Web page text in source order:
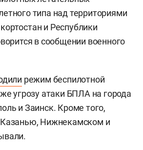
типа над территориями
и Республики
в сообщении военного
режим беспилотной
угрозу атаки БПЛА на города
и Заинск. Кроме того,
Нижнекамском и